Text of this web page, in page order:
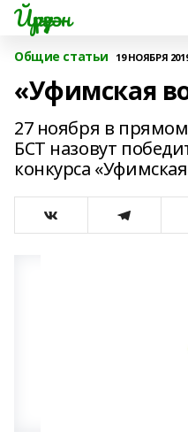
Йүрүҙән
Общие статьи 19 НОЯБРЯ
«Уфимская
27 ноября в
БСТ назовут
конкурса